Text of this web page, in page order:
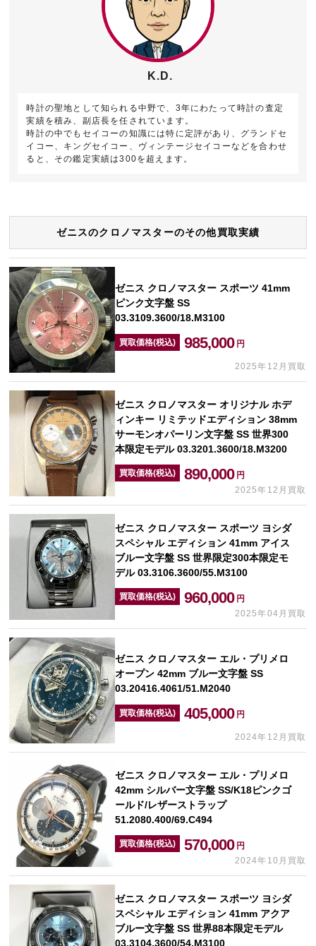
K.D.
時計の聖地として知られる中野で、3年にわたって時計の査定
実績を積み、副店長を任されています。
時計の中でもセイコーの知識には特に定評があり、グランドセ
イコー、キングセイコー、ヴィンテージセイコーなどを合わせ
ると、その鑑定実績は300を超えます。
ゼニスのクロノマスターのその他買取実績
ゼニス クロノマスター スポーツ 41mm
ピンク文字盤 SS
03.3109.3600/18.M3100
買取価格(税込) 985,000 円
2025年12月買取
ゼニス クロノマスター オリジナル ホデ
ィンキー リミテッドエディション 38mm
サーモンオパーリン文字盤 SS 世界300
本限定モデル 03.3201.3600/18.M3200
買取価格(税込) 890,000 円
2025年12月買取
ゼニス クロノマスター スポーツ ヨシダ
スペシャル エディション 41mm アイス
ブルー文字盤 SS 世界限定300本限定モ
デル 03.3106.3600/55.M3100
買取価格(税込) 960,000 円
2025年04月買取
ゼニス クロノマスター エル・プリメロ
オープン 42mm ブルー文字盤 SS
03.20416.4061/51.M2040
買取価格(税込) 405,000 円
2024年12月買取
ゼニス クロノマスター エル・プリメロ
42mm シルバー文字盤 SS/K18ピンクゴ
ールド/レザーストラップ
51.2080.400/69.C494
買取価格(税込) 570,000 円
2024年10月買取
ゼニス クロノマスター スポーツ ヨシダ
スペシャル エディション 41mm アクア
ブルー文字盤 SS 世界88本限定モデル
03.3104.3600/54.M3100